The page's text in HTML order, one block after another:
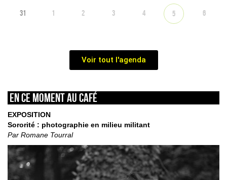
31 1 2 3 4 5 6
Voir tout l'agenda
En ce moment au café
EXPOSITION
Sororité : photographie en milieu militant
Par Romane Tourral